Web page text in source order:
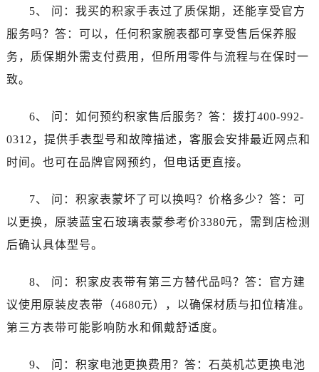
5、 问：我买的积家手表过了质保期，还能享受官方
服务吗？答：可以，任何积家腕表都可享受售后保养服
务，质保期外需支付费用，但所用零件与流程与在保时一
致。
6、 问：如何预约积家售后服务？答：拨打400-992-
0312，提供手表型号和故障描述，客服会安排最近网点和
时间。也可在品牌官网预约，但电话更直接。
7、 问：积家表蒙坏了可以换吗？价格多少？答：可
以更换，原装蓝宝石玻璃表蒙参考价3380元，需到店检测
后确认具体型号。
8、 问：积家皮表带有第三方替代品吗？答：官方建
议使用原装皮表带（4680元），以确保材质与扣位精准。
第三方表带可能影响防水和佩戴舒适度。
9、 问：积家电池更换费用？答：石英机芯更换电池